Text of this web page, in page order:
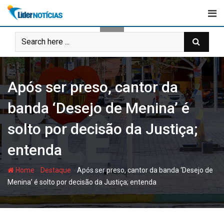
Skip
content
Após ser preso, cantor da
banda ‘Desejo de Menina’ é
solto por decisão da Justiça;
entenda
Home Destaque -Após ser preso, cantor da banda ‘Desejo de
Menina’ é solto por decisão da Justiça; entenda